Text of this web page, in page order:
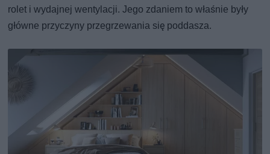
rolet i wydajnej wentylacji. Jego zdaniem to właśnie były
główne przyczyny przegrzewania się poddasza.